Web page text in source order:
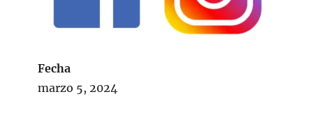
Fecha
marzo 5, 2024